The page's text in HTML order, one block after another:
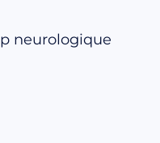
neurologique